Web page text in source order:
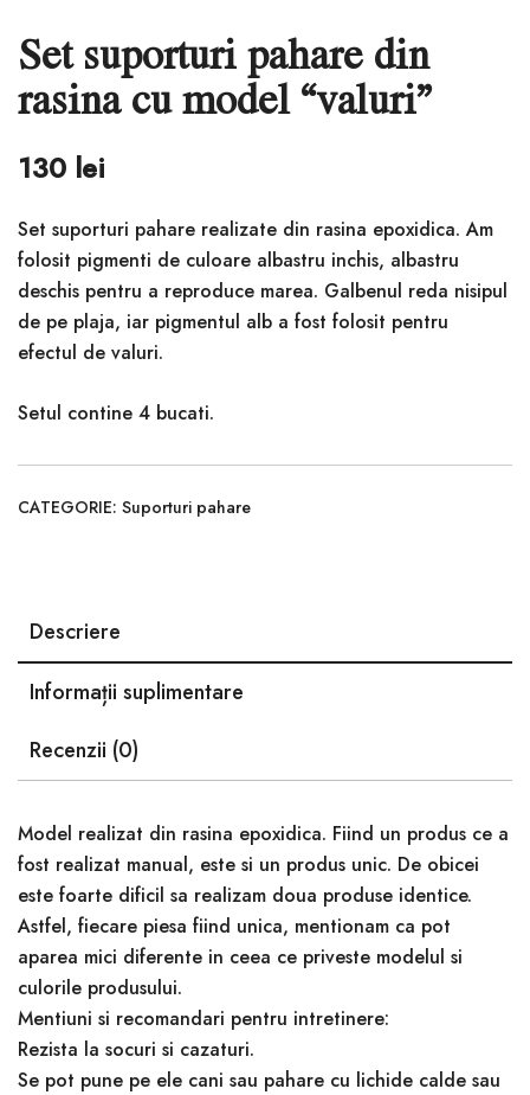
Set suporturi pahare din
rasina cu model “valuri”
130 lei
Set suporturi pahare realizate din rasina epoxidica. Am
folosit pigmenti de culoare albastru inchis, albastru
deschis pentru a reproduce marea. Galbenul reda nisipul
de pe plaja, iar pigmentul alb a fost folosit pentru
efectul de valuri.
Setul contine 4 bucati.
CATEGORIE: Suporturi pahare
Descriere
Informații suplimentare
Recenzii (0)
Model realizat din rasina epoxidica. Fiind un produs ce a
fost realizat manual, este si un produs unic. De obicei
este foarte dificil sa realizam doua produse identice.
Astfel, fiecare piesa fiind unica, mentionam ca pot
aparea mici diferente in ceea ce priveste modelul si
culorile produsului.
Mentiuni si recomandari pentru intretinere:
Rezista la socuri si cazaturi.
Se pot pune pe ele cani sau pahare cu lichide calde sau